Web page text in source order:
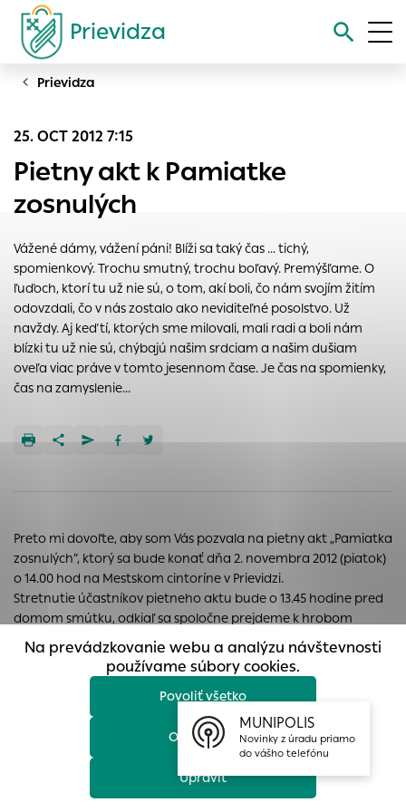
Prievidza
Vyhľadávanie
Prievidza
25. OCT 2012 7:15
Pietny akt k Pamiatke
zosnulých
Vážené dámy, vážení páni! Blíži sa taký čas ... tichý,
spomienkový. Trochu smutný, trochu boľavý. Premýšľame. O
ľuďoch, ktorí tu už nie sú, o tom, akí boli, čo nám svojím žitím
odovzdali, čo v nás zostalo ako neviditeľné posolstvo. Už
navždy. Aj keď tí, ktorých sme milovali, mali radi a boli nám
blízki tu už nie sú, chýbajú našim srdciam a našim dušiam
oveľa viac práve v tomto jesennom čase. Je čas na spomienky,
čas na zamyslenie...
Preto mi dovoľte, aby som Vás pozvala na pietny akt „Pamiatka
zosnulých“, ktorý sa bude konať dňa 2. novembra 2012 (piatok)
o 14.00 hod na Mestskom cintoríne v Prievidzi.
Stretnutie účastníkov pietneho aktu bude o 13.45 hodine pred
domom smútku, odkiaľ sa spoločne prejdeme k hrobom
padlých v II. svetovej vojne, kde sa uskutoční obrad.
JUDr. Katarína Macháčková,
Na prevádzkovanie webu a analýzu návštevnosti
používame súbory cookies.
Povoliť všetko
Odmietnuť
Upraviť
Nastavenie cookies
Cookies sú malé súbory, do ktorých webové stránky môžu
ukladať informácie o vašej aktivite a preferenciách.
zapamätoval Vaše prihlásenie alebo aby sa uložila Vaša
voľba v tomto okne.
Vyberte úroveň cookies, ktorú chcete povoliť
Technické cookies
Technické súbory cookie sú pre prevádzku nevyhnutné a
pomáhajú urobiť webové stránky uplatniteľnými tým, že
umožňujú základné funkcie, ako je navigácia na stránke a
týchto súborov cookie nemôže web správne fungovať.
Analytické cookies pomáhajú prevádzkovateľovi stránok
mohol stránky optimalizovať a ponúknuť im lepšiu
skúsenosť. Všetky dáta sa zbierajú anonymne a nie je
možné ich spojiť s konkrétnou osobou.
Povoliť všetko
Uložiť nastavenia
Viac informácií
MUNIPOLIS
Novinky z úradu priamo
do vášho telefónu